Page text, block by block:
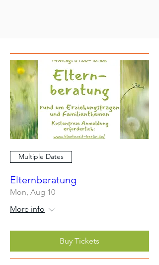
Multiple Dates
Elternberatung
Mon, Aug 10
More info
Buy Tickets